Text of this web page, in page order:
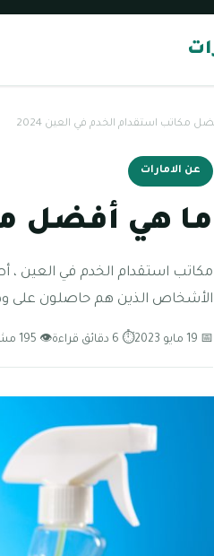
مكاتب استقدام الخدم في العين 2024
عن الامارات
ما هي أفضل
مكاتب استقدام الخدم في العين ،
الأشخاص الذين هم حاصلون على
📅 19 مايو 2023 ⏱ 6 دقائق قراءة 👁 195 مشاهدة